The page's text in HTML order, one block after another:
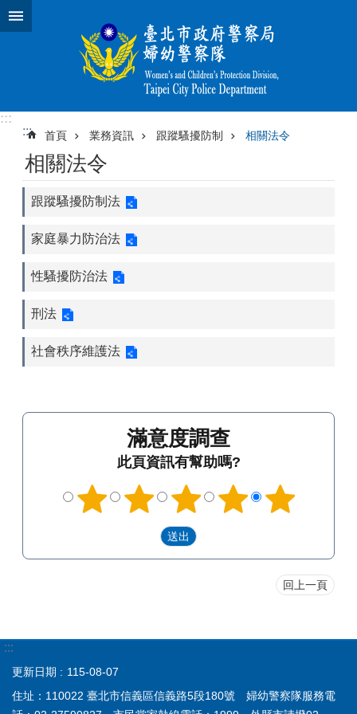
跳到主要內容區塊
:::
:::
首頁 業務資訊 跟蹤騷擾防制 相關法令
相關法令
跟蹤騷擾防制法
家庭暴力防治法
性騷擾防治法
刑法
社會秩序維護法
滿意度調查
此頁資訊有幫助嗎?
回上一頁
:::
更新日期
115-08-07
住址：110022 臺北市信義區信義路5段180號 婦幼警察隊服務電